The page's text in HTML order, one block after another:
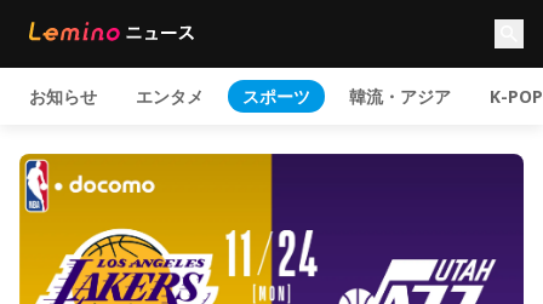
お知らせ エンタメ スポーツ 韓流・アジア K-POP